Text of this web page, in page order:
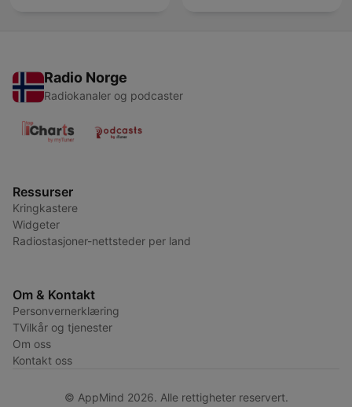
Radio Norge
Radiokanaler og podcaster
Ressurser
Kringkastere
Widgeter
Radiostasjoner-nettsteder per land
Om & Kontakt
Personvernerklæring
TVilkår og tjenester
Om oss
Kontakt oss
© AppMind 2026. Alle rettigheter reservert.